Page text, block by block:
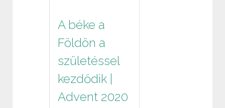
A béke a
Földön a
születéssel
kezdődik |
Advent 2020